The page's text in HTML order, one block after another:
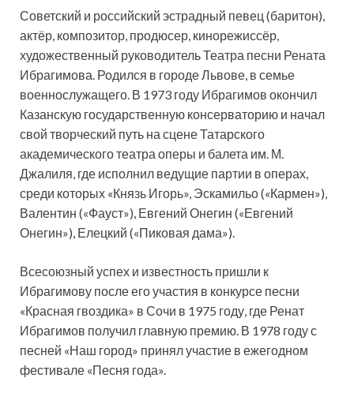
Советский и российский эстрадный певец (баритон),
актёр, композитор, продюсер, кинорежиссёр,
художественный руководитель Театра песни Рената
Ибрагимова. Родился в городе Львове, в семье
военнослужащего. В 1973 году Ибрагимов окончил
Казанскую государственную консерваторию и начал
свой творческий путь на сцене Татарского
академического театра оперы и балета им. М.
Джалиля, где исполнил ведущие партии в операх,
среди которых «Князь Игорь», Эскамильо («Кармен»),
Валентин («Фауст»), Евгений Онегин («Евгений
Онегин»), Елецкий («Пиковая дама»).
Всесоюзный успех и известность пришли к
Ибрагимову после его участия в конкурсе песни
«Красная гвоздика» в Сочи в 1975 году, где Ренат
Ибрагимов получил главную премию. В 1978 году с
песней «Наш город» принял участие в ежегодном
фестивале «Песня года».